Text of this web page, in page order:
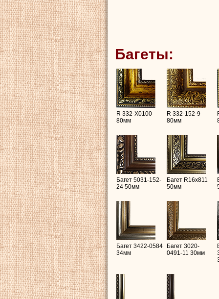
Багеты:
R 332-X0100
80мм
R 332-152-9
80мм
Багет 5031-152-
24 50мм
Багет R16х811
50мм
Багет 3422-0584
34мм
Багет 3020-
0491-11 30мм